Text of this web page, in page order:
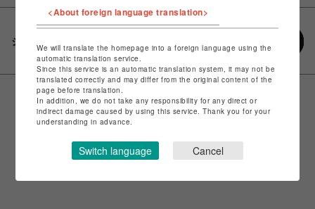
シェアする
<About foreign language translation>
We will translate the homepage into a foreign language using the
automatic translation service.
Since this service is an automatic translation system, it may not be
translated correctly and may differ from the original content of the
page before translation.
In addition, we do not take any responsibility for any direct or
indirect damage caused by using this service. Thank you for your
understanding in advance.
Switch language Cancel